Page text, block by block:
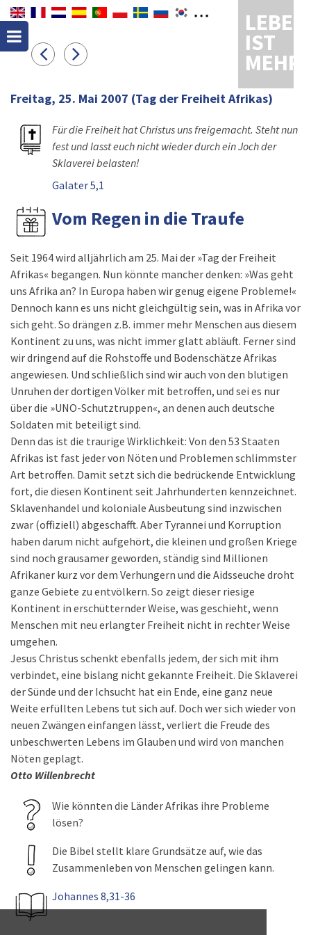
LEBEN
IST
MEHR
Freitag, 25. Mai 2007 (Tag der Freiheit Afrikas)
Für die Freiheit hat Christus uns freigemacht. Steht nun
fest und lasst euch nicht wieder durch ein Joch der
Sklaverei belasten!
Galater 5,1
Vom Regen in die Traufe
Seit 1964 wird alljährlich am 25. Mai der »Tag der Freiheit
Afrikas« begangen. Nun könnte mancher denken: »Was geht
uns Afrika an? In Europa haben wir genug eigene Probleme!«
Dennoch kann es uns nicht gleichgültig sein, was in Afrika vor
sich geht. So drängen z.B. immer mehr Menschen aus diesem
Kontinent zu uns, was nicht immer glatt abläuft. Ferner sind
wir dringend auf die Rohstoffe und Bodenschätze Afrikas
angewiesen. Und schließlich sind wir auch von den blutigen
Unruhen der dortigen Völker mit betroffen, und sei es nur
über die »UNO-Schutztruppen«, an denen auch deutsche
Soldaten mit beteiligt sind.
Denn das ist die traurige Wirklichkeit: Von den 53 Staaten
Afrikas ist fast jeder von Nöten und Problemen schlimmster
Art betroffen. Damit setzt sich die bedrückende Entwicklung
fort, die diesen Kontinent seit Jahrhunderten kennzeichnet.
Sklavenhandel und koloniale Ausbeutung sind inzwischen
zwar (offiziell) abgeschafft. Aber Tyrannei und Korruption
haben darum nicht aufgehört, die kleinen und großen Kriege
sind noch grausamer geworden, ständig sind Millionen
Afrikaner kurz vor dem Verhungern und die Aidsseuche droht
ganze Gebiete zu entvölkern. So zeigt dieser riesige
Kontinent in erschütternder Weise, was geschieht, wenn
Menschen mit neu erlangter Freiheit nicht in rechter Weise
umgehen.
Jesus Christus schenkt ebenfalls jedem, der sich mit ihm
verbindet, eine bislang nicht gekannte Freiheit. Die Sklaverei
der Sünde und der Ichsucht hat ein Ende, eine ganz neue
Weite erfüllten Lebens tut sich auf. Doch wer sich wieder von
neuen Zwängen einfangen lässt, verliert die Freude des
unbeschwerten Lebens im Glauben und wird von manchen
Nöten geplagt.
Otto Willenbrecht
Wie könnten die Länder Afrikas ihre Probleme
lösen?
Die Bibel stellt klare Grundsätze auf, wie das
Zusammenleben von Menschen gelingen kann.
Johannes 8,31-36